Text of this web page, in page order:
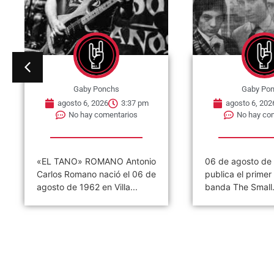
Gaby Ponchs
agosto 6, 2026
3:32 pm
No hay comentarios
06 de agosto de 1965, se
publica el primer single de la
banda The Small...
Gaby
agosto 6,
No hay
06 de agosto de
Ramones ofrece
concierto. Tal